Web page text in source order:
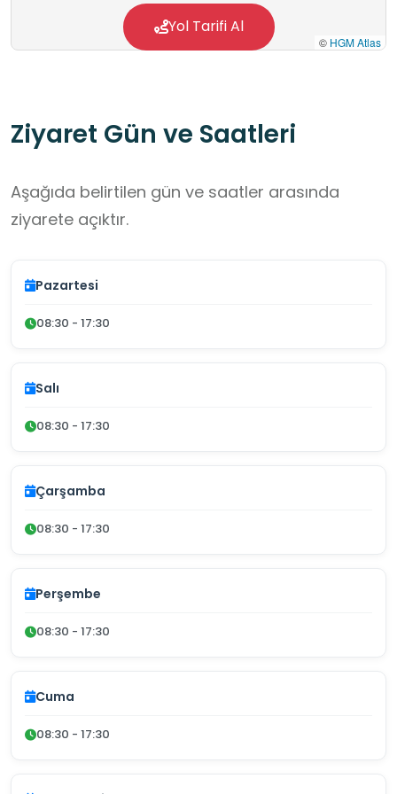
çalışmaları yapılmakta ve bu araştırma
çalışmaları sonuçlarından patates ile ilgili tüm
© HGM Atlas
Yol Tarifi Al
Ziyaret Gün ve Saatleri
Aşağıda belirtilen gün ve saatler arasında
ziyarete açıktır.
Pazartesi
08:30 - 17:30
Salı
08:30 - 17:30
Çarşamba
08:30 - 17:30
Perşembe
08:30 - 17:30
Cuma
08:30 - 17:30